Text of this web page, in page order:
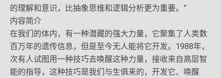
的理解和意识，比抽象思维和逻辑分析更为重要。”
内容简介
在我们的体内，有一种潜藏的强大力量，它聚集了人类数
百万年的遗传信息，但是至今无人能将它开发。1988年，
次有人试图用一种技巧去唤醒这种力量，接收来自高层智
能的指导，这种技巧是我们与生俱来的，开发它、唤醒